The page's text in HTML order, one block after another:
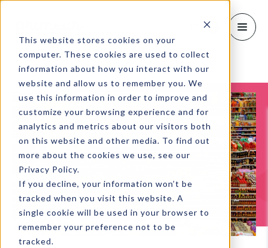
This website stores cookies on your
computer. These cookies are used to collect
information about how you interact with our
website and allow us to remember you. We
use this information in order to improve and
customize your browsing experience and for
analytics and metrics about our visitors both
on this website and other media. To find out
more about the cookies we use, see our
Privacy Policy.
If you decline, your information won’t be
tracked when you visit this website. A
single cookie will be used in your browser to
remember your preference not to be
tracked.